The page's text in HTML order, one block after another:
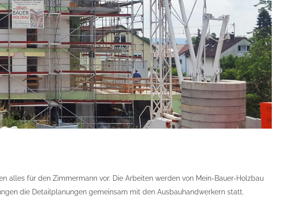
alles für den Zimmermann vor. Die Arbeiten werden von Mein-Bauer-Holzbau
die Detailplanungen gemeinsam mit den Ausbauhandwerkern statt.